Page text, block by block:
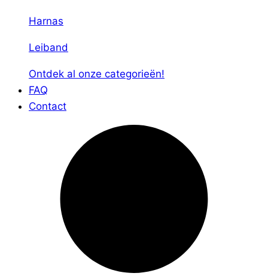
Harnas
Leiband
Ontdek al onze categorieën!
FAQ
Contact